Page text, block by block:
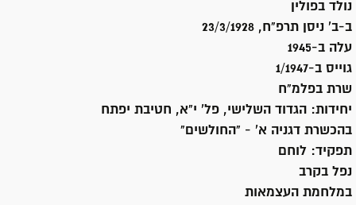
נולד בפולין
ב-ב' ניסן תרפ"ח, 23/3/1928
עלה ב-1945
גוייס ב-1/1947
שרת בפלמ"ח
יחידות: הגדוד השלישי, פל' י"א, חטיבת יפתח
בהכשרת דגניה א' - "החולשים"
תפקיד: לוחם
נפל בקרב
במלחמת העצמאות